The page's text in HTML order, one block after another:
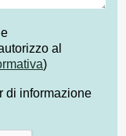
al
)
di informazione